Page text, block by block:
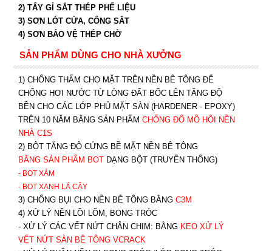
2) TẨY GỈ SẮT THÉP PHẾ LIỆU
3) SƠN LÓT CỬA, CỔNG SẮT
4) SƠN BẢO VỆ THÉP CHỜ
SẢN PHẨM DÙNG CHO NHÀ XƯỞNG
1) CHỐNG THẤM CHO MẶT TRÊN NỀN BÊ TÔNG ĐỂ
CHỐNG HƠI NƯỚC TỪ LÒNG ĐẤT BỐC LÊN TĂNG ĐỘ
BỀN CHO CÁC LỚP PHỦ MẶT SÀN (HARDENER - EPOXY)
TRÊN 10 NĂM BẰNG SẢN PHẨM CHỐNG ĐỔ MỒ HÔI NỀN
NHÀ C1S
2) BỘT TĂNG ĐỘ CỨNG BỀ MẶT NỀN BÊ TÔNG
BẰNG SẢN PHẨM BOTDẠNG BỘT (TRUYỀN THỐNG)
- BOT XÁM
- BOT XANH LÁ CÂY
3) CHỐNG BỤI CHO NỀN BÊ TÔNG BẰNG C3M
4) XỬ LÝ NỀN LỒI LÕM, BONG TRÓC
- XỬ LÝ CÁC VẾT NỨT CHÂN CHIM: BẰNG KEO XỬ LÝ
VẾT NỨT SÀN BÊ TÔNG VCRACK